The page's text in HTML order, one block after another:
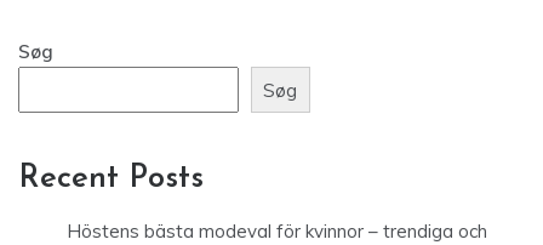
Søg
Søg
Recent Posts
Höstens bästa modeval för kvinnor – trendiga och